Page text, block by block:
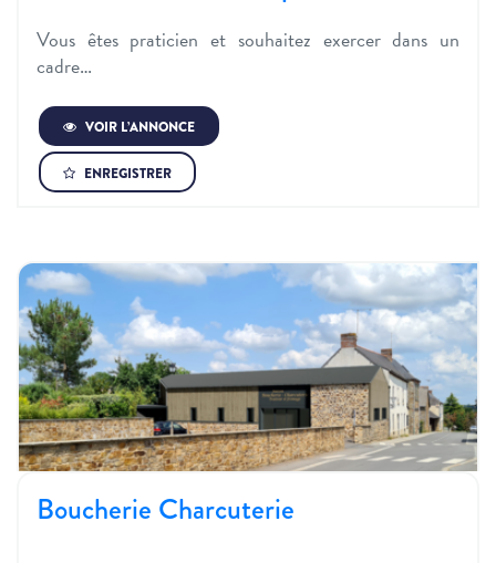
Vous êtes praticien et souhaitez exercer dans un
cadre…
VOIR L’ANNONCE
ENREGISTRER
Boucherie Charcuterie